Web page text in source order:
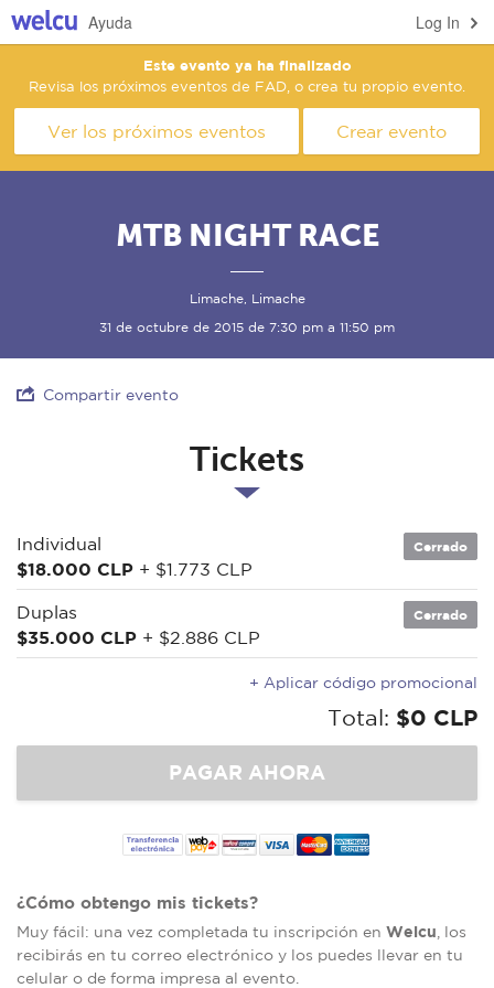
Log In
Ayuda
Este evento ya ha finalizado
Revisa los próximos eventos de FAD, o crea tu propio evento.
Ver los próximos eventos Crear evento
MTB NIGHT RACE
Limache, Limache
31 de octubre de 2015 de 7:30 pm a 11:50 pm
Compartir evento
Tickets
Individual
$18.000 CLP + $1.773 CLP
Cerrado
Duplas
$35.000 CLP + $2.886 CLP
Cerrado
+ Aplicar código promocional
Total: $0 CLP
¿Cómo obtengo mis tickets?
Muy fácil: una vez completada tu inscripción en Welcu , los
recibirás en tu correo electrónico y los puedes llevar en tu
celular o de forma impresa al evento.